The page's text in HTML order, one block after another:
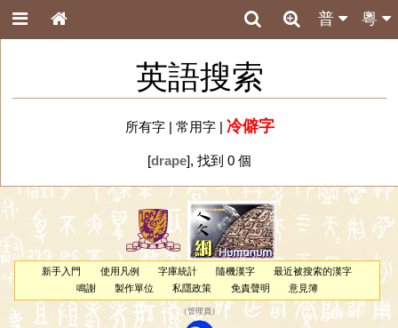
粵
普
英語搜索
所有字| 常用字| 冷僻字
[drape], 找到 0 個
新手入門 使用凡例 字庫統計 隨機漢字
最近被搜索的漢字
鳴謝
製作單位 私隱政策 免責聲明 意見簿
（管理員 ）